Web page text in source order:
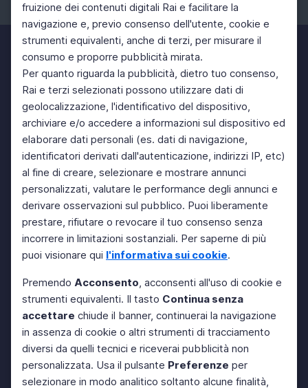
fruizione dei contenuti digitali Rai e facilitare la
navigazione e, previo consenso dell'utente, cookie e
strumenti equivalenti, anche di terzi, per misurare il
consumo e proporre pubblicità mirata.
Per quanto riguarda la pubblicità, dietro tuo consenso,
Rai e terzi selezionati possono utilizzare dati di
geolocalizzazione, l'identificativo del dispositivo,
archiviare e/o accedere a informazioni sul dispositivo ed
elaborare dati personali (es. dati di navigazione,
identificatori derivati dall'autenticazione, indirizzi IP, etc)
al fine di creare, selezionare e mostrare annunci
personalizzati, valutare le performance degli annunci e
derivare osservazioni sul pubblico. Puoi liberamente
prestare, rifiutare o revocare il tuo consenso senza
incorrere in limitazioni sostanziali. Per saperne di più
puoi visionare qui l'informativa sui cookie.
Premendo Acconsento, acconsenti all'uso di cookie e
strumenti equivalenti. Il tasto Continua senza
accettare chiude il banner, continuerai la navigazione
in assenza di cookie o altri strumenti di tracciamento
diversi da quelli tecnici e riceverai pubblicità non
personalizzata. Usa il pulsante Preferenze per
selezionare in modo analitico soltanto alcune finalità,
Facebook Instagram Twitter